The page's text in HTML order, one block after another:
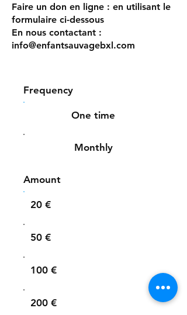
Faire un don en ligne : en utilisant le
formulaire ci-dessous
En nous contactant :
info@enfantsauvagebxl.com
Frequency
One time
Monthly
Amount
20 €
50 €
100 €
200 €